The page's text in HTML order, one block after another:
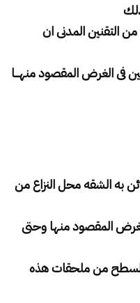
وكان نص المواد 432 ، 564 ، 566 من التقنين المدنى ان
فى الغرض المقصود منهـــا
به الشقه محل النزاع من
الغرض المقصود منها وحتى
السطح من ملحقات هذه